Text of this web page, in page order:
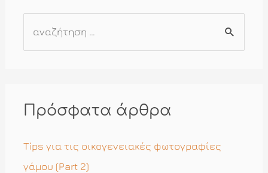
ή
η
σ
Πρόσφατα άρθρα
Tips για τις οικογενειακές φωτογραφίες
γάμου (Part 2)